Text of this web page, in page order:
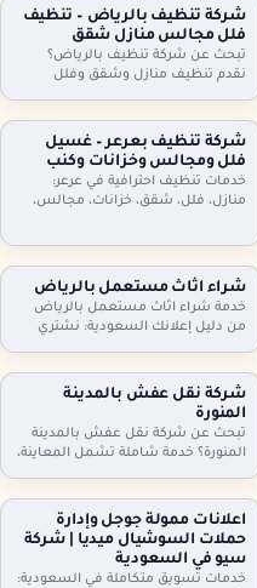
شركة تنظيف بالرياض – تنظيف
فلل مجالس منازل شقق
تبحث عن شركة تنظيف بالرياض؟
نقدم تنظيف منازل وشقق وفلل
وعقود دورية للمنازل والمكاتب. اطلب
تقييمًا مجانيًا وتفاصيل السعر حسب
المساحة والخدمة.
شركة تنظيف بعرعر – غسيل
فلل ومجالس وخزانات وكنب
خدمات تنظيف احترافية في عرعر:
منازل، فلل، شقق، خزانات، مجالس،
شراء اثاث مستعمل بالرياض
خدمة شراء اثاث مستعمل بالرياض
من دليل إعلانك السعودية: نشتري
مكاتب، ومحتويات شقق وفلل كاملة.
معاينة وتقييم عادل، فك ونقل،
واستلام سريع. تواصل الآن.
شركة نقل عفش بالمدينة
المنورة
تبحث عن شركة نقل عفش بالمدينة
المنورة؟ خدمة شاملة تشمل المعاينة،
للأدوار وتخزين مؤقت عند الحاجة. دليل
إعلانك السعودية يساعدك تختار
الخدمة المناسبة وتعرف خطوات النقل
والتسعير
اعلانات ممولة جوجل وإدارة
حملات السوشيال ميديا | شركة
سيو في السعودية
خدمات تسويق متكاملة في السعودية: